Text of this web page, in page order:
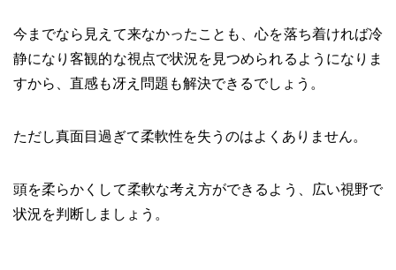
今までなら見えて来なかったことも、心を落ち着ければ冷
静になり客観的な視点で状況を見つめられるようになりま
すから、直感も冴え問題も解決できるでしょう。
ただし真面目過ぎて柔軟性を失うのはよくありません。
頭を柔らかくして柔軟な考え方ができるよう、広い視野で
状況を判断しましょう。